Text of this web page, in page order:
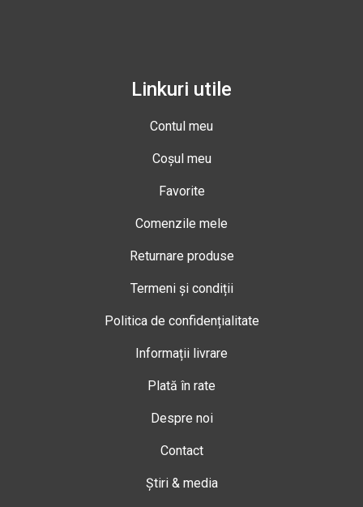
Linkuri utile
Contul meu
Coșul meu
Favorite
Comenzile mele
Returnare produse
Termeni și condiții
Politica de confidențialitate
Informații livrare
Plată în rate
Despre noi
Contact
Știri & media